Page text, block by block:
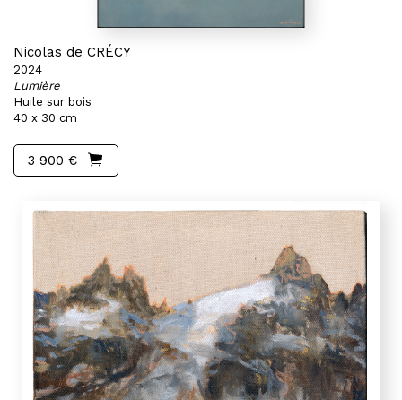
Nicolas de CRÉCY
2024
Lumière
Huile sur bois
40 x 30 cm
3 900 €